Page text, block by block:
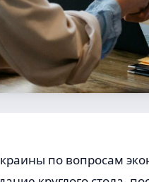
по вопросам